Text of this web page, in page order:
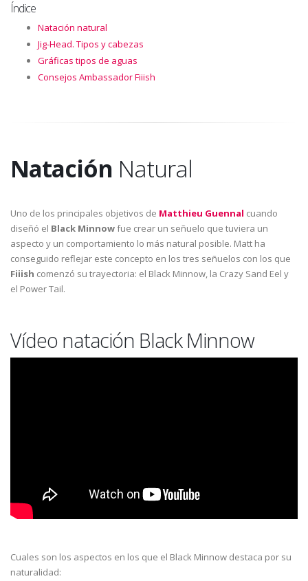
Índice
Natación natural
Jig-Head. Tipos y cabezas
Gráficas tipos de aguas
Consejos Ambassador Fiiish
Natación Natural
Uno de los principales objetivos de Matthieu Guennal cuando
diseñó el Black Minnowfue crear un señuelo que tuviera un
aspecto y un comportamiento lo más natural posible. Matt ha
conseguido reflejar este concepto en los tres señuelos con los que
Fiiish comenzó su trayectoria: el Black Minnow, la Crazy Sand Eel y
el Power Tail.
Vídeo natación Black Minnow
Cuales son los aspectos en los que el Black Minnow destaca por su
naturalidad: